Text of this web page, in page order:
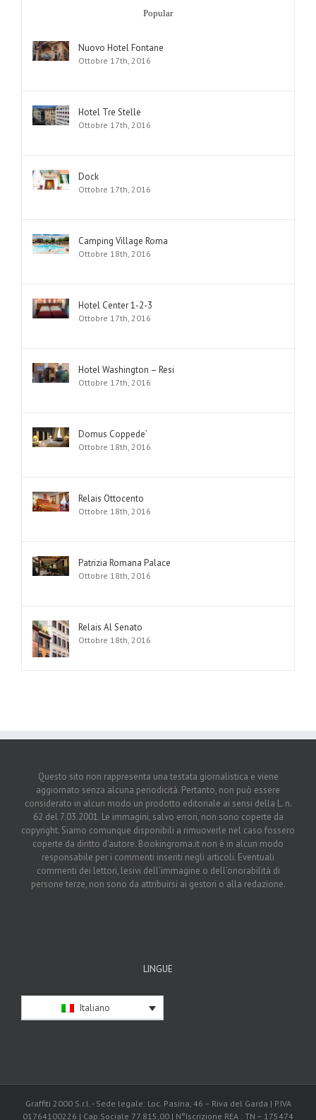
Popular
Nuovo Hotel Fontane
Ottobre 17th, 2016
Hotel Tre Stelle
Ottobre 17th, 2016
Dock
Ottobre 17th, 2016
Camping Village Roma
Ottobre 18th, 2016
Hotel Center 1-2-3
Ottobre 17th, 2016
Hotel Washington – Resi
Ottobre 17th, 2016
Domus Coppede’
Ottobre 18th, 2016
Relais Ottocento
Ottobre 18th, 2016
Patrizia Romana Palace
Ottobre 18th, 2016
Relais Al Senato
Ottobre 18th, 2016
Questo sito non rappresenta una testata giornalistica e viene
aggiornato senza alcuna periodicità. Pertanto, non può essere
considerato in alcun modo un prodotto editoriale ai sensi della L. n.
62 del 7.03.2001. Le immagini, salvo errori, non sono coperte da
copyright. Siamo comunque disponibili a rimuoverle nel caso fossero
coperte da diritto d’autore. Bookingroma.it non è in alcun modo
responsabile per i commenti inseriti negli articoli. Eventuali
commenti dei lettori, lesivi dell’immagine o dell’onorabilità di
persone terze, non sono da attribuirsi ai gestori o alla redazione.
LINGUE
Italiano
Graffiti 2000 S.r.l. - Sede legale: Loc. Pasina, 46 – Riva del Garda | P.IVA
01764100226 | Cap.Sociale 77.815,00 | N°Iscrizione REA : TN – 175474